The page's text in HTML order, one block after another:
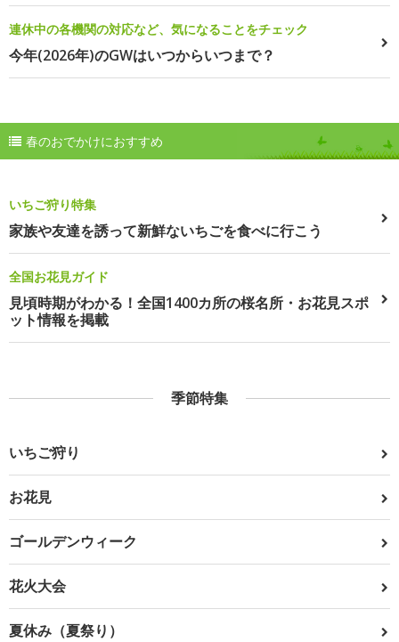
連休中の各機関の対応など、気になることをチェック
今年(2026年)のGWはいつからいつまで？
春のおでかけにおすすめ
いちご狩り特集
家族や友達を誘って新鮮ないちごを食べに行こう
全国お花見ガイド
見頃時期がわかる！全国1400カ所の桜名所・お花見スポ
ット情報を掲載
季節特集
いちご狩り
お花見
ゴールデンウィーク
花火大会
夏休み（夏祭り）